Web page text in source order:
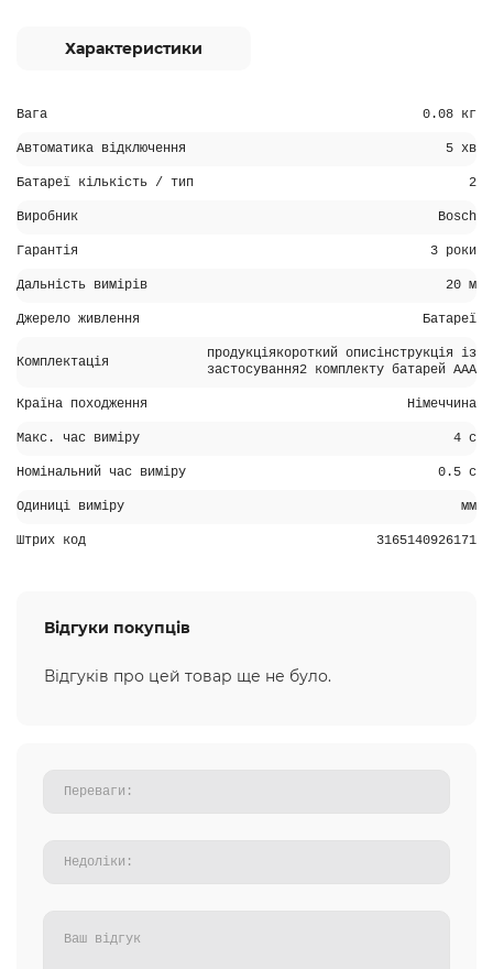
Характеристики
Вага 0.08 кг
Автоматика відключення 5 хв
Батареї кількість / тип 2
Виробник Bosch
Гарантія 3 роки
Дальність вимірів 20 м
Джерело живлення Батареї
Комплектація
продукціякороткий описінструкція із
застосування2 комплекту батарей ААА
Країна походження Німеччина
Макс. час виміру 4 с
Номінальний час виміру 0.5 с
Одиниці виміру мм
Штрих код 3165140926171
Відгуки покупців
Відгуків про цей товар ще не було.